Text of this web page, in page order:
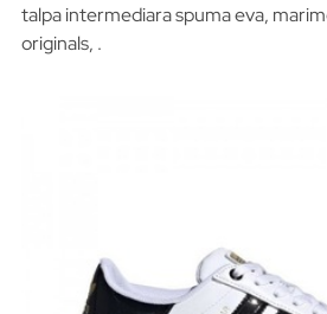
talpa intermediara spuma eva,
originals, .